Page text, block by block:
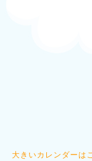
大きいカレンダーは